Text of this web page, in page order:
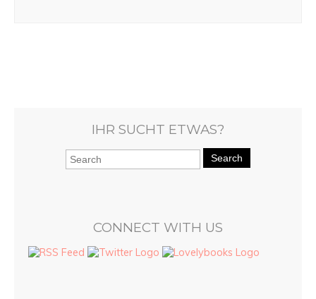
IHR SUCHT ETWAS?
Search
CONNECT WITH US